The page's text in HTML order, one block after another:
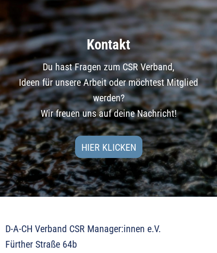
Kontakt
Du hast Fragen zum CSR Verband,
Ideen für unsere Arbeit oder möchtest Mitglied
werden?
Wir freuen uns auf deine Nachricht!
HIER KLICKEN
D-A-CH Verband CSR Manager:innen e.V.
Fürther Straße 64b